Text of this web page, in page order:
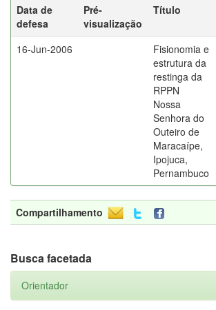
Data de
defesa
Pré-
visualização
Título
16-Jun-2006
Fisionomia e
estrutura da
restinga da
RPPN
Nossa
Senhora do
Outeiro de
Maracaípe,
Ipojuca,
Pernambuco
Compartilhamento
Busca facetada
Orientador